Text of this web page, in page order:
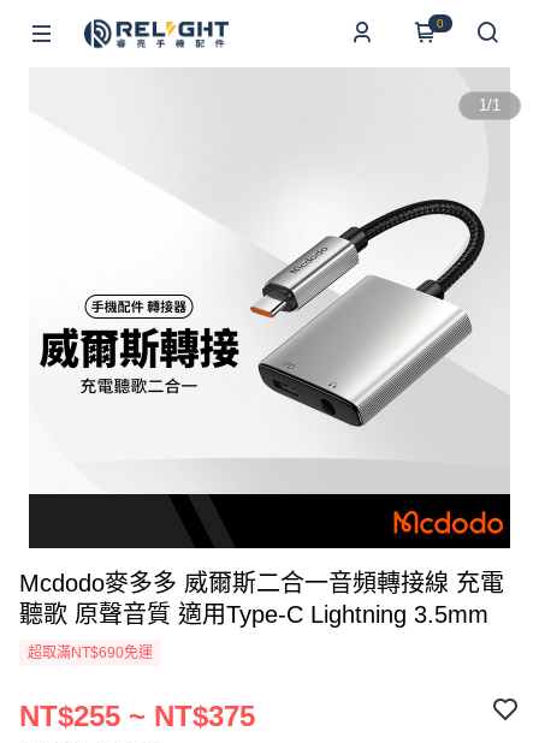
0
1/1
Mcdodo麥多多 威爾斯二合一音頻轉接線 充電
聽歌 原聲音質 適用Type-C Lightning 3.5mm
超取滿NT$690免運
NT$255 ~ NT$375